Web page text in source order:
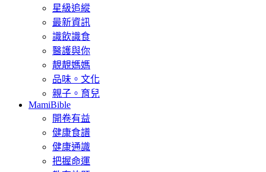
星級追縱
最新資訊
識飲識食
醫護與你
靚靚媽媽
品味。文化
親子。育兒
MamiBible
開卷有益
健康食譜
健康通識
把握命運